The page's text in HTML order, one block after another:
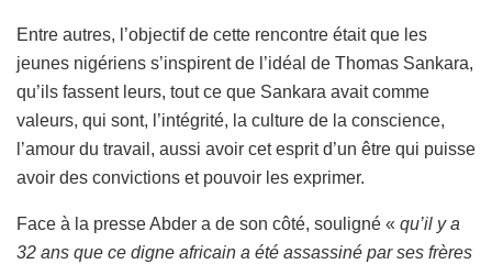
Entre autres, l’objectif de cette rencontre était que les
jeunes nigériens s’inspirent de l’idéal de Thomas Sankara,
qu’ils fassent leurs, tout ce que Sankara avait comme
valeurs, qui sont, l’intégrité, la culture de la conscience,
l’amour du travail, aussi avoir cet esprit d’un être qui puisse
avoir des convictions et pouvoir les exprimer.
Face à la presse Abder a de son côté, souligné « qu’il y a
32 ans que ce digne africain a été assassiné par ses frères